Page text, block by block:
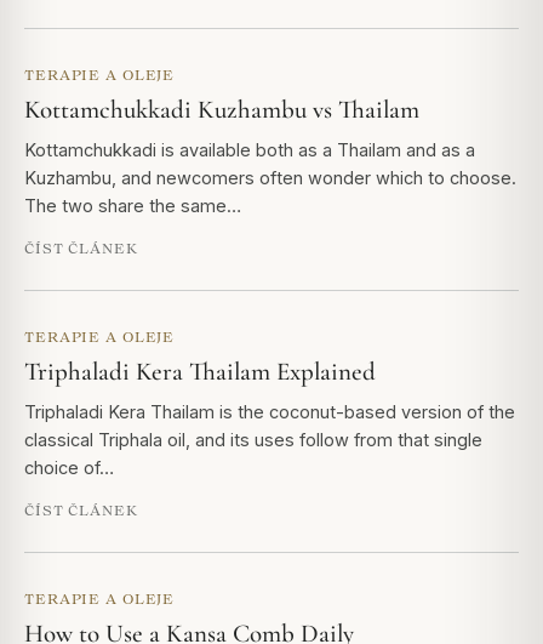
TERAPIE A OLEJE
Kottamchukkadi Kuzhambu vs Thailam
Kottamchukkadi is available both as a Thailam and as a
Kuzhambu, and newcomers often wonder which to choose.
The two share the same…
ČÍST ČLÁNEK
TERAPIE A OLEJE
Triphaladi Kera Thailam Explained
Triphaladi Kera Thailam is the coconut-based version of the
classical Triphala oil, and its uses follow from that single
choice of…
ČÍST ČLÁNEK
TERAPIE A OLEJE
How to Use a Kansa Comb Daily